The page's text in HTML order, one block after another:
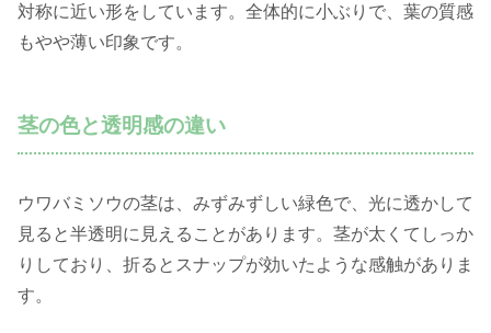
対称に近い形をしています。全体的に小ぶりで、葉の質感
もやや薄い印象です。
茎の色と透明感の違い
ウワバミソウの茎は、みずみずしい緑色で、光に透かして
見ると半透明に見えることがあります。茎が太くてしっか
りしており、折るとスナップが効いたような感触がありま
す。